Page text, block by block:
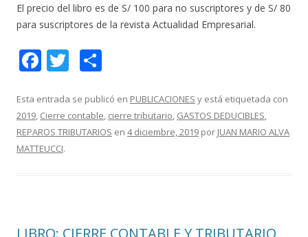
El precio del libro es de S/ 100 para no suscriptores y de S/ 80
para suscriptores de la revista Actualidad Empresarial.
F
e
b
o
T
itt
er
m
p
Esta entrada se publicó en PUBLICACIONES y está etiquetada con
2019, Cierre contable, cierre tributario, GASTOS DEDUCIBLES,
REPAROS TRIBUTARIOS en 4 diciembre, 2019 por JUAN MARIO ALVA
MATTEUCCI.
LIBRO: CIERRE CONTABLE Y TRIBUTARIO